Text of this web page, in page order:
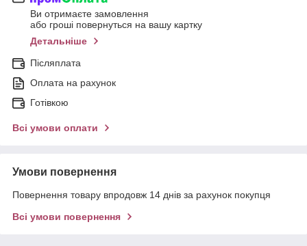
Ви отримаєте замовлення
або гроші повернуться на вашу картку
Детальніше
Післяплата
Оплата на рахунок
Готівкою
Всі умови оплати
Умови повернення
Повернення товару впродовж 14 днів за рахунок покупця
Всі умови повернення